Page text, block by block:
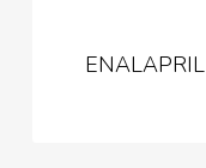
ENALAPRIL